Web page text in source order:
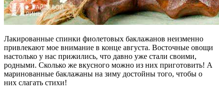
Лакированные спинки фиолетовых баклажанов неизменно
привлекают мое внимание в конце августа. Восточные овощи
настолько у нас прижились, что давно уже стали своими,
родными. Сколько же вкусного можно из них приготовить! А
маринованные баклажаны на зиму достойны того, чтобы о
них слагать стихи!